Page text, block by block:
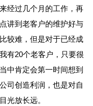
经过几个月的工作，再
讲到老客户的维护好与
较难，但是对于已经成
有20个老客户，只要很
中肯定会第一时间想到
司创造利润，也是对自
光放长远。